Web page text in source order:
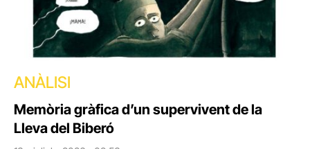
ANÀLISI
Memòria gràfica d’un supervivent de la
Lleva del Biberó